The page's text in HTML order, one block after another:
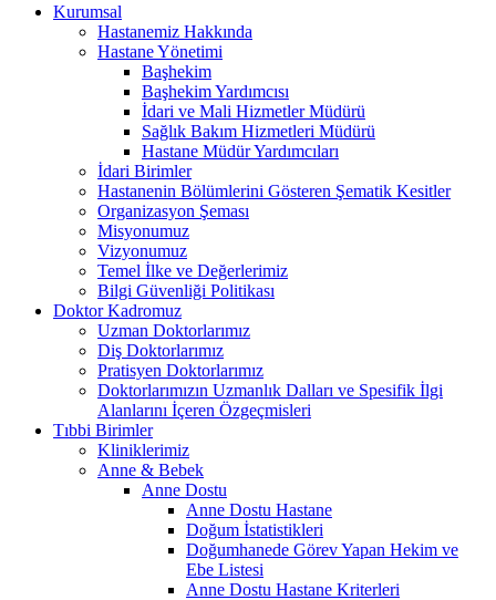
Kurumsal
Hastanemiz Hakkında
Hastane Yönetimi
Başhekim
Başhekim Yardımcısı
İdari ve Mali Hizmetler Müdürü
Sağlık Bakım Hizmetleri Müdürü
Hastane Müdür Yardımcıları
İdari Birimler
Hastanenin Bölümlerini Gösteren Şematik Kesitler
Organizasyon Şeması
Misyonumuz
Vizyonumuz
Temel İlke ve Değerlerimiz
Bilgi Güvenliği Politikası
Doktor Kadromuz
Uzman Doktorlarımız
Diş Doktorlarımız
Pratisyen Doktorlarımız
Doktorlarımızın Uzmanlık Dalları ve Spesifik İlgi
Alanlarını İçeren Özgeçmisleri
Tıbbi Birimler
Kliniklerimiz
Anne & Bebek
Anne Dostu
Anne Dostu Hastane
Doğum İstatistikleri
Doğumhanede Görev Yapan Hekim ve
Ebe Listesi
Anne Dostu Hastane Kriterleri